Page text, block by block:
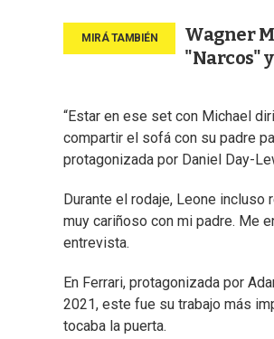
Wagner
"Narcos"
“Estar en ese set con Michael
compartir el sofá con su padre
protagonizada por Daniel Day-
Durante el rodaje, Leone
muy cariñoso con mi padre. Me
entrevista.
En Ferrari, protagonizada por
2021, este fue su trabajo más
tocaba la puerta.